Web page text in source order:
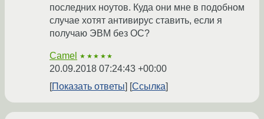
последних ноутов. Куда они мне в подобном
случае хотят антивирус ставить, если я
получаю ЭВМ без ОС?
Camel ★★★★★
20.09.2018 07:24:43 +00:00
Показать ответы
Ссылка